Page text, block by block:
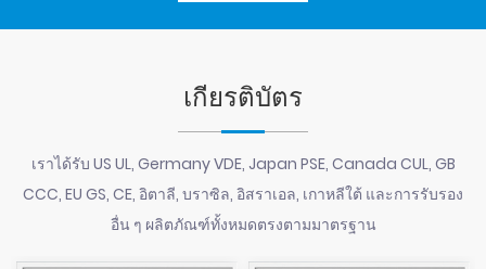
เกียรติบัตร
เราได้รับ US UL, Germany VDE, Japan PSE, Canada CUL, GB
CCC, EU GS, CE, อิตาลี, บราซิล, อิสราเอล, เกาหลีใต้ และการรับรอง
อื่น ๆ ผลิตภัณฑ์ทั้งหมดตรงตามมาตรฐาน